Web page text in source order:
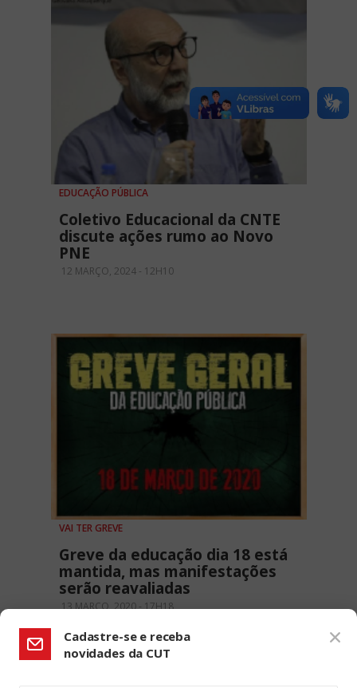
EDUCAÇÃO PÚBLICA
Coletivo Educacional da CNTE
discute ações rumo ao Novo
PNE
12 MARÇO, 2024 - 12H10
VAI TER GREVE
Greve da educação dia 18 está
mantida, mas manifestações
serão reavaliadas
13 MARÇO, 2020 - 17H18
Cadastre-se e receba
novidades da CUT